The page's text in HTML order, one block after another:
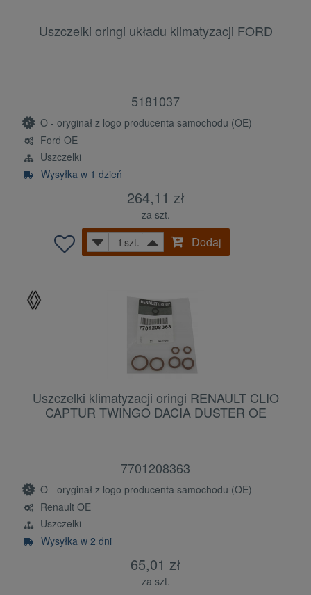
Uszczelki oringi układu klimatyzacji FORD
5181037
O - oryginał z logo producenta samochodu (OE)
Ford OE
Uszczelki
Wysyłka w 1 dzień
264,11 zł
za szt.
szt.
Dodaj
Uszczelki klimatyzacji oringi RENAULT CLIO
CAPTUR TWINGO DACIA DUSTER OE
7701208363
O - oryginał z logo producenta samochodu (OE)
Renault OE
Uszczelki
Wysyłka w 2 dni
65,01 zł
za szt.